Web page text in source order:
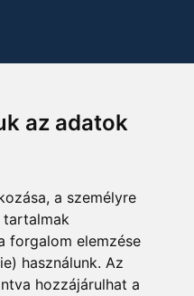
az adatok
a személyre
tartalmak
forgalom elemzése
használunk. Az
hozzájárulhat a